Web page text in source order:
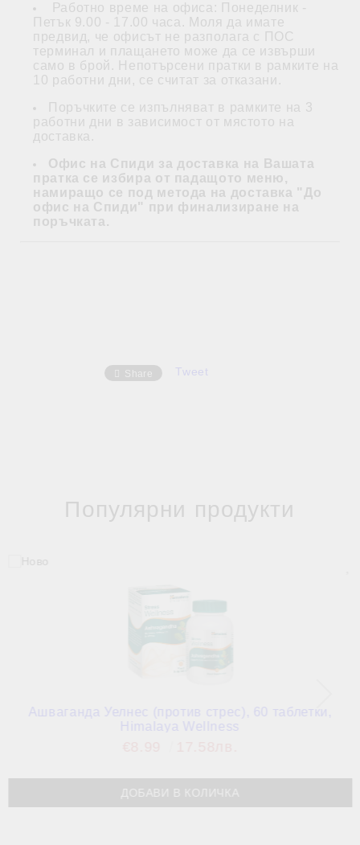
Работно време на офиса: Понеделник -
Петък 9.00 - 17.00 часа. Моля да имате
предвид, че офисът не разполага с ПОС
терминал и плащането може да се извърши
само в брой. Непотърсени пратки в рамките на
10 работни дни, се считат за отказани.
Поръчките се изпълняват в рамките на 3
работни дни в зависимост от мястото на
доставка.
Офис на Спиди за доставка на Вашата
пратка се избира от падащото меню,
намиращо се под метода на доставка "До
офис на Спиди" при финализиране на
поръчката.
Share Tweet
Популярни продукти
Ашваганда Уелнес (против стрес), 60 таблетки,
Himalaya Wellness